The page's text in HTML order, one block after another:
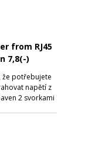
from RJ45
7,8(-)
že potřebujete
napětí z
2 svorkami